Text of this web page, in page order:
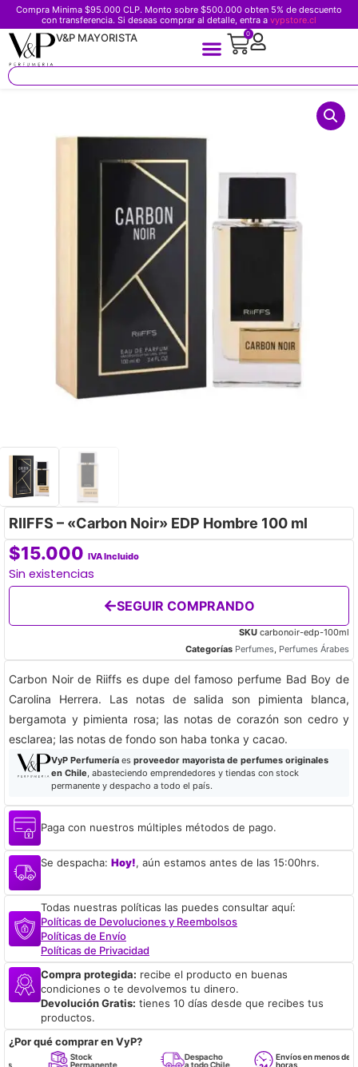
Compra Minima $95.000 CLP. Monto sobre $500.000 obten 5% de descuento
con transferencia. Si deseas comprar al detalle, entra a vypstore.cl
V&P MAYORISTA 0
RIIFFS – «Carbon Noir» EDP Hombre 100 ml
$15.000 IVA Incluido
Sin existencias
SEGUIR COMPRANDO
SKU carbonoir-edp-100ml
Categorías Perfumes, Perfumes Árabes
Carbon Noir de Riiffs es dupe del famoso perfume Bad Boy de
Carolina Herrera. Las notas de salida son pimienta blanca,
bergamota y pimienta rosa; las notas de corazón son cedro y
esclarea; las notas de fondo son haba tonka y cacao.
VyP Perfumeríaes proveedor mayorista de perfumes originales
en Chile, abasteciendo emprendedores y tiendas con stock
permanente y despacho a todo el país.
Paga con nuestros múltiples métodos de pago.
Se despacha: Hoy!, aún estamos antes de las 15:00hrs.
Todas nuestras políticas las puedes consultar aquí:
Políticas de Devoluciones y Reembolsos
Políticas de Envío
Políticas de Privacidad
Compra protegida: recibe el producto en buenas
condiciones o te devolvemos tu dinero.
Devolución Gratis: tienes 10 días desde que recibes tus
productos.
¿Por qué comprar en VyP?
Stock
Permanente
Despacho
a todo Chile
Envíos en menos de 24
horas